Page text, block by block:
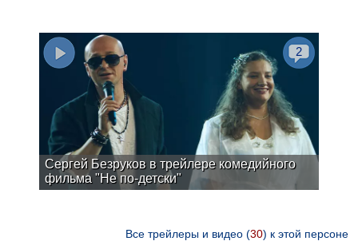
Сергей Безруков в трейлере комедийного
фильма "Не по-детски"
2
Все трейлеры и видео (30) к этой персоне